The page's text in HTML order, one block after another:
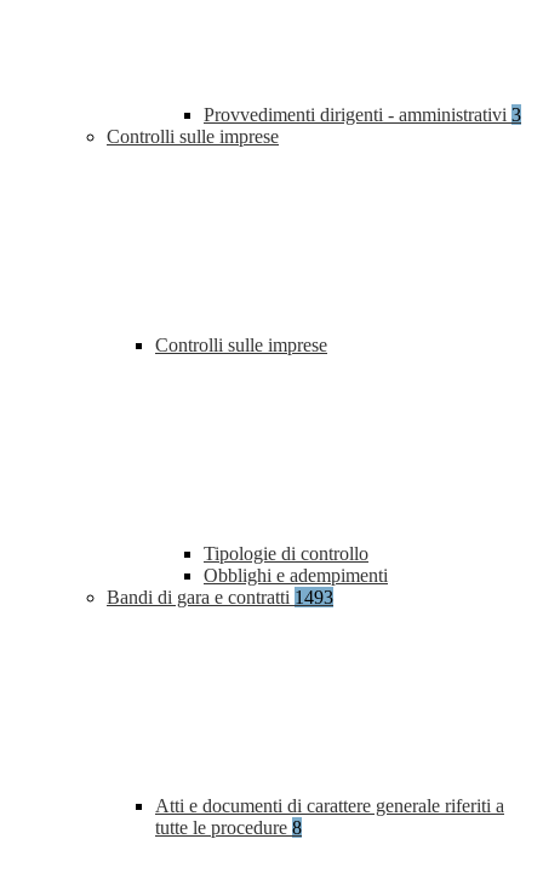
Provvedimenti dirigenti - amministrativi 3
Controlli sulle imprese
Controlli sulle imprese
Tipologie di controllo
Obblighi e adempimenti
Bandi di gara e contratti 1493
Atti e documenti di carattere generale riferiti a
tutte le procedure 8